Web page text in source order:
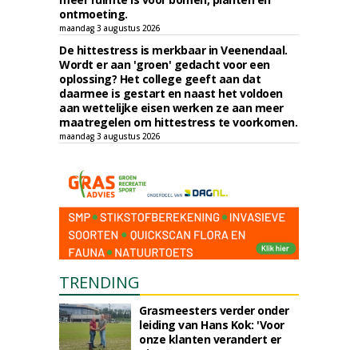
ontmoeting.
maandag 3 augustus 2026
De hittestress is merkbaar in Veenendaal.
Wordt er aan 'groen' gedacht voor een
oplossing? Het college geeft aan dat
daarmee is gestart en naast het voldoen
aan wettelijke eisen werken ze aan meer
maatregelen om hittestress te voorkomen.
maandag 3 augustus 2026
TRENDING
Grasmeesters verder onder
leiding van Hans Kok: 'Voor
onze klanten verandert er